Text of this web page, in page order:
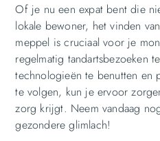
Of je nu een expat bent die
lokale bewoner, het vinden
meppel is cruciaal voor je
regelmatig tandartsbezoeken
technologieën te benutten en
te volgen, kun je ervoor
zorg krijgt. Neem vandaag
gezondere glimlach!